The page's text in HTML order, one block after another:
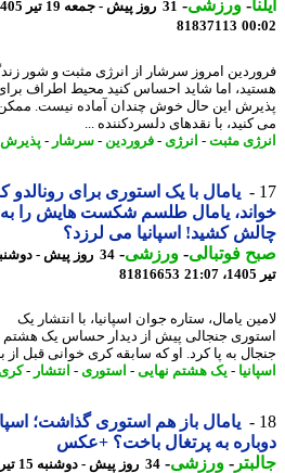
-ورزشی-
31 روز پیش - جمعه 19 تیر 1405،
81837113
امروز سرشار از انرژی مثبت و شور زندگی
اما شاید احساس کنید محیط اطراف برای
این حال خوش چندان آماده نیست. ممکن است
با نقدهای دلسردکننده ...
مثبت-انرژی-فروردین -سرشار -پذیرش-
یامال با یک استوری برای رونالدو کری
یامال طلسم شکست هایش را به
کشید! اسپانیا می لرزد؟
فوتبالی-ورزشی-
34 روز پیش - دوشنبه 15
81816653
یامال، ستاره جوان اسپانیا، با انتشار یک
جنجالی پیش از دیدار حساس یک هشتم
به پا کرد. او که سابقه کری خوانی قبل از بازی
-یک هشتم نهایی-استوری- انتشار-کری
یامال باز هم استوری گذاشت؛ اسپانیا
به پرتغال باخت؟ +عکس
-ورزشی-
34 روز پیش - دوشنبه 15 تیر